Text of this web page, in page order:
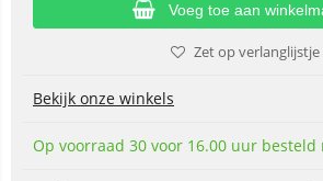
Voeg toe aan
Zet op verlanglijstje
Bekijk onze winkels
Op voorraad 30 voor 16.00 uur